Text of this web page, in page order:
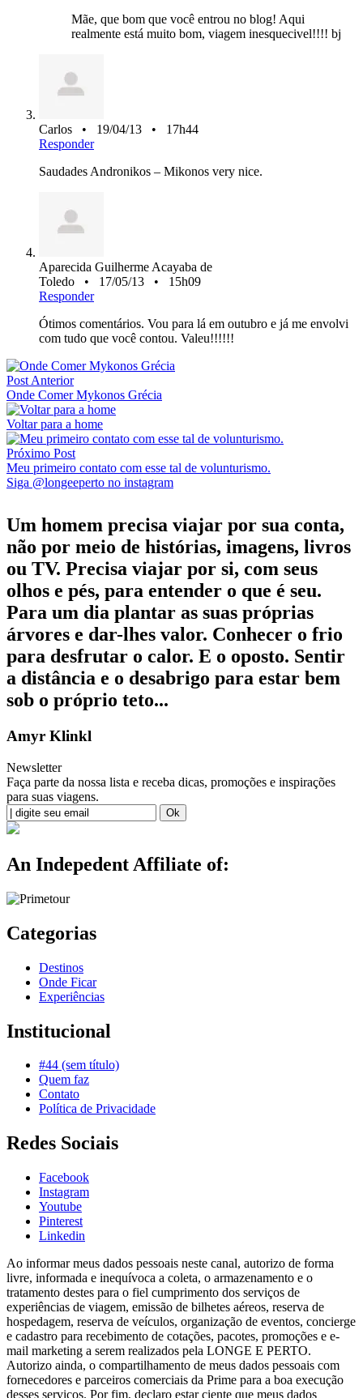
Mãe, que bom que você entrou no blog! Aqui
realmente está muito bom, viagem inesquecivel!!!! bj
Carlos • 19/04/13 • 17h44
Responder
Saudades Andronikos – Mikonos very nice.
Aparecida Guilherme Acayaba de
Toledo • 17/05/13 • 15h09
Responder
Ótimos comentários. Vou para lá em outubro e já me envolvi
com tudo que você contou. Valeu!!!!!!
Post Anterior
Onde Comer Mykonos Grécia
Voltar para a home
Próximo Post
Meu primeiro contato com esse tal de volunturismo.
Siga @longeeperto no instagram
Um homem precisa viajar por sua conta,
não por meio de histórias, imagens, livros
ou TV. Precisa viajar por si, com seus
olhos e pés, para entender o que é seu.
Para um dia plantar as suas próprias
árvores e dar-lhes valor. Conhecer o frio
para desfrutar o calor. E o oposto. Sentir
a distância e o desabrigo para estar bem
sob o próprio teto...
Amyr Klinkl
Newsletter
Faça parte da nossa lista e receba dicas, promoções e inspirações
para suas viagens.
An Indepedent Affiliate of:
Categorias
Destinos
Onde Ficar
Experiências
Institucional
#44 (sem título)
Quem faz
Contato
Política de Privacidade
Redes Sociais
Facebook
Instagram
Youtube
Pinterest
Linkedin
Ao informar meus dados pessoais neste canal, autorizo de forma
livre, informada e inequívoca a coleta, o armazenamento e o
tratamento destes para o fiel cumprimento dos serviços de
experiências de viagem, emissão de bilhetes aéreos, reserva de
hospedagem, reserva de veículos, organização de eventos, concierge
e cadastro para recebimento de cotações, pacotes, promoções e e-
mail marketing a serem realizados pela LONGE E PERTO.
Autorizo ainda, o compartilhamento de meus dados pessoais com
fornecedores e parceiros comerciais da Prime para a boa execução
desses serviços. Por fim, declaro estar ciente que meus dados